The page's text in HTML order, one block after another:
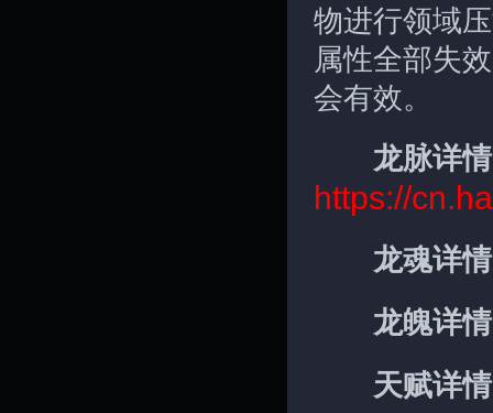
物进行领域
属性全部失
会有效。
龙脉详
https://
龙魂详
龙魄详
天赋详